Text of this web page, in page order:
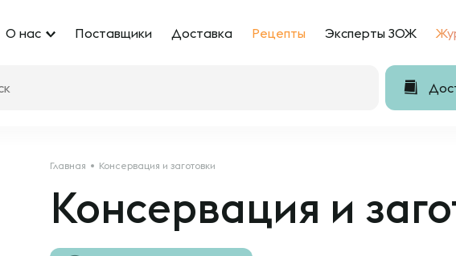
О нас Поставщики Доставка Рецепты Эксперты ЗОЖ
Главная Консервация и заготовки
Консервация и